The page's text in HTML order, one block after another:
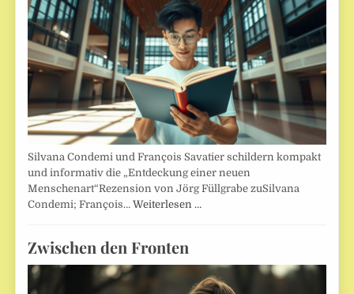
Silvana Condemi und François Savatier schildern kompakt
und informativ die „Entdeckung einer neuen
Menschenart“Rezension von Jörg Füllgrabe zuSilvana
Condemi; François…Weiterlesen …
Zwischen den Fronten